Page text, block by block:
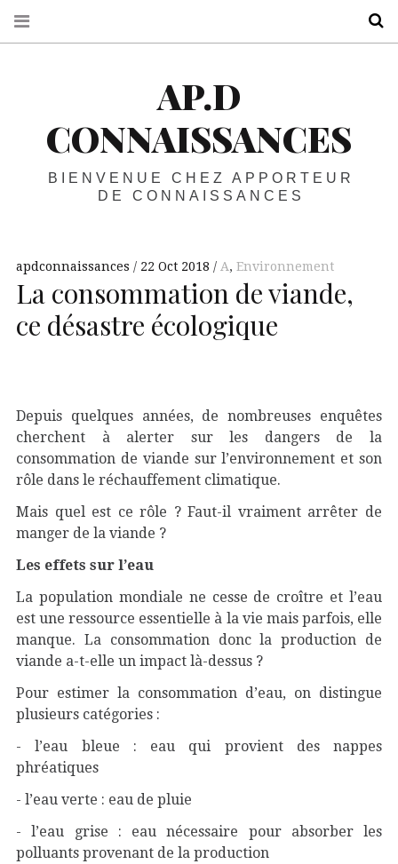
AP.D
CONNAISSANCES
BIENVENUE CHEZ APPORTEUR
DE CONNAISSANCES
apdconnaissances 22 Oct 2018 A, Environnement
La consommation de viande,
ce désastre écologique
Depuis quelques années, de nombreuses enquêtes
cherchent à alerter sur les dangers de la
consommation de viande sur l’environnement et son
rôle dans le réchauffement climatique.
Mais quel est ce rôle ? Faut-il vraiment arrêter de
manger de la viande ?
Les effets sur l’eau
La population mondiale ne cesse de croître et l’eau
est une ressource essentielle à la vie mais parfois, elle
manque. La consommation donc la production de
viande a-t-elle un impact là-dessus ?
Pour estimer la consommation d’eau, on distingue
plusieurs catégories :
- l’eau bleue : eau qui provient des nappes
phréatiques
- l’eau verte : eau de pluie
- l’eau grise : eau nécessaire pour absorber les
polluants provenant de la production